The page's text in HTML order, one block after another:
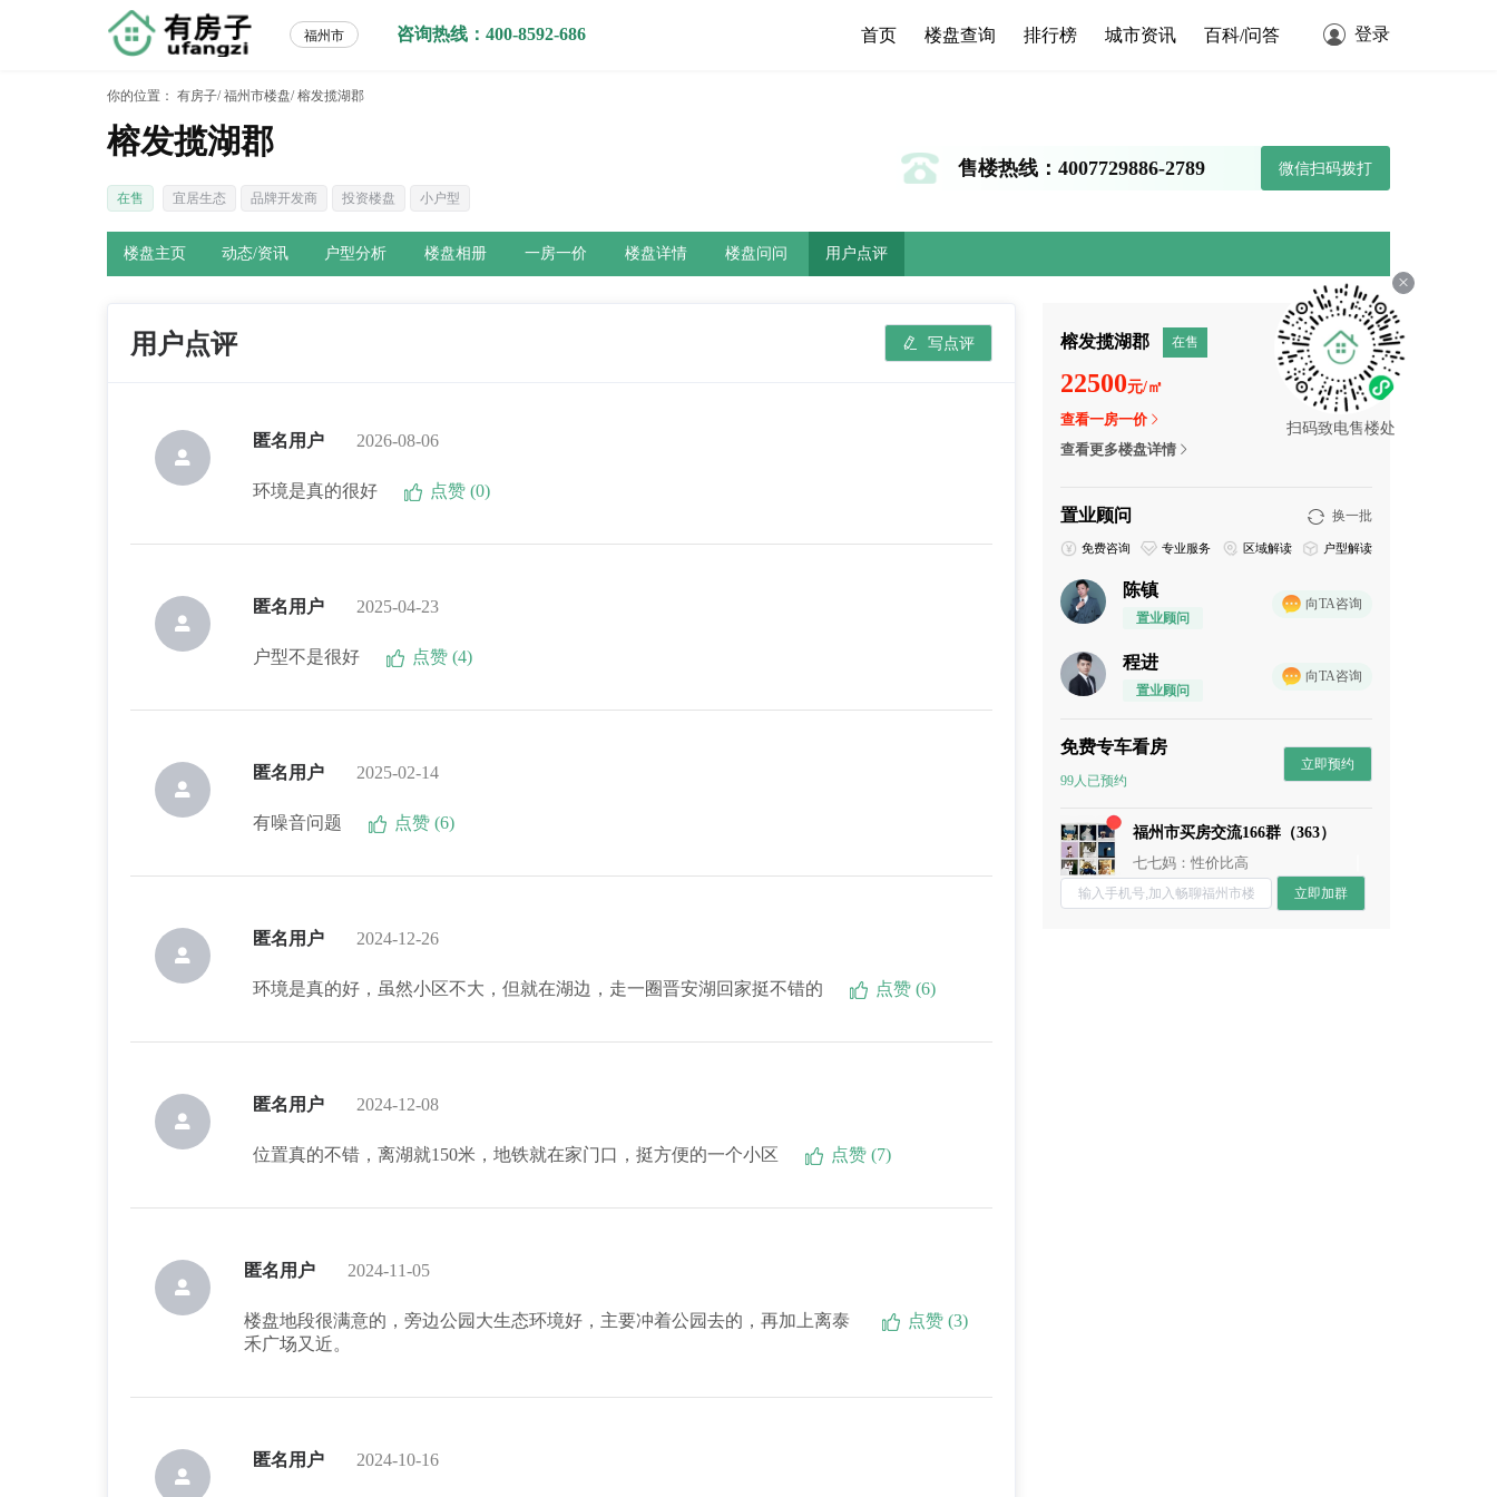
福州市 咨询热线：400-8592-686 首页 楼盘查询 排行榜 城市资讯 百科/问答 登录
你的位置： 有房子/ 福州市楼盘/ 榕发揽湖郡
榕发揽湖郡
在售 宜居生态 品牌开发商 投资楼盘 小户型
售楼热线：4007729886-2789 微信扫码拨打
楼盘主页 动态/资讯 户型分析 楼盘相册 一房一价 楼盘详情 楼盘问问 用户点评
用户点评 写点评
匿名用户 2026-08-06
环境是真的很好 点赞 (0)
匿名用户 2025-04-23
户型不是很好 点赞 (4)
匿名用户 2025-02-14
有噪音问题 点赞 (6)
匿名用户 2024-12-26
环境是真的好，虽然小区不大，但就在湖边，走一圈晋安湖回家挺不错的 点赞 (6)
匿名用户 2024-12-08
位置真的不错，离湖就150米，地铁就在家门口，挺方便的一个小区 点赞 (7)
匿名用户 2024-11-05
楼盘地段很满意的，旁边公园大生态环境好，主要冲着公园去的，再加上离泰
禾广场又近。
点赞 (3)
匿名用户 2024-10-16
扫码致电售楼处
榕发揽湖郡 在售
22500元/㎡
查看一房一价
查看更多楼盘详情
置业顾问 换一批
免费咨询 专业服务 区域解读 户型解读
陈镇
置业顾问
向TA咨询
程进
置业顾问
向TA咨询
免费专车看房
99人已预约
立即预约
福州市买房交流166群（363）
小石头：地段还行
董董：谁来点评下这个盘？
七七妈：性价比高
阿香：未来升值空间还是很高的
流年：周末一起约看房呀
chun：附近的商业配置怎么样？
立即加群